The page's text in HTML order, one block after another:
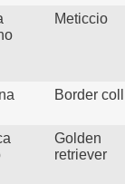
Meticcio
Border
Golden
retriever